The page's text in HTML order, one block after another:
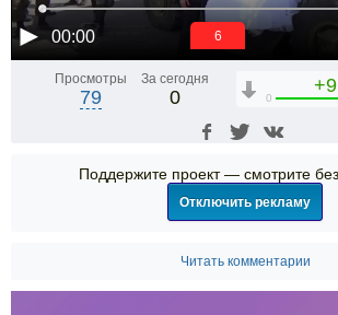
00:00 6
Просмотры
79
За сегодня
0
+9
0
Поддержите проект — смотрите
Отключить рекламу
Читать комментарии